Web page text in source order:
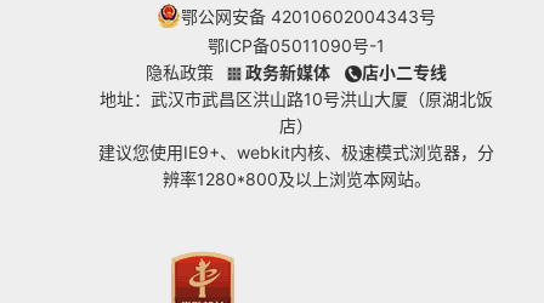
鄂公网安备 42010602004343号
鄂ICP备05011090号-1
隐私政策
政务新媒体
店小二专线
地址：武汉市武昌区洪山路10号洪山大厦（原湖北饭
店）
建议您使用IE9+、webkit内核、极速模式浏览器，分
辨率1280*800及以上浏览本网站。